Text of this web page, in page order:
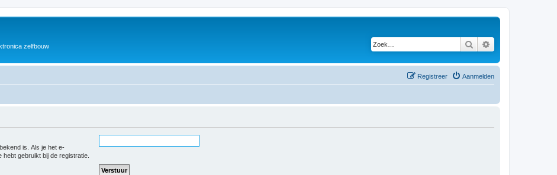
zelfbouw Zoek
Aanmelden
Registreer
is. Als je het e-
gebruikt bij de registratie.